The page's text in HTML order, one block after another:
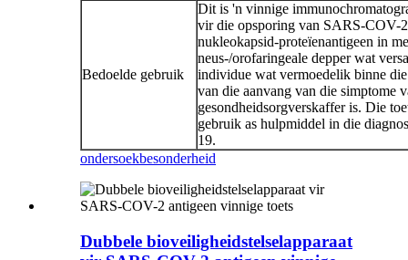
Bedoelde gebruik
Dit is 'n vinnige
vir die opsporing van SARS-COV-
nukleokapsid-proteïenantigeen in
neus-/orofaringeale depper wat
individue wat vermoedelik binne
van die aanvang van die simptome
gesondheidsorgverskaffer is. Die
gebruik as hulpmiddel in die
19.
ondersoekbesonderheid
Dubbele bioveiligheidstelselapparaat